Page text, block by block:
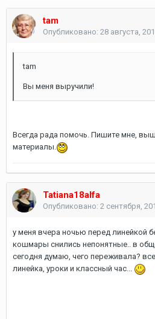
tam
Опубликовано: 28 августа,
tam
Вы меня выручили!
Всегда рада помочь. Пишите мне,
материалы.
Tatiana18alfa
Опубликовано: 2 сентября,
у меня вчера ночью перед линейкой
кошмары снились непонятные.. в
сегодня думаю, чего переживала?
линейка, уроки и классный час...